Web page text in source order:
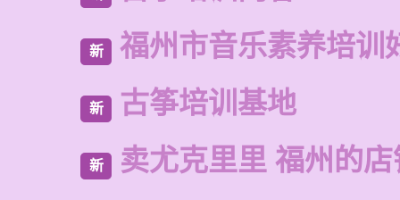
新 福州市音乐素养培训
新 古筝培训基地
新 卖尤克里里 福州的